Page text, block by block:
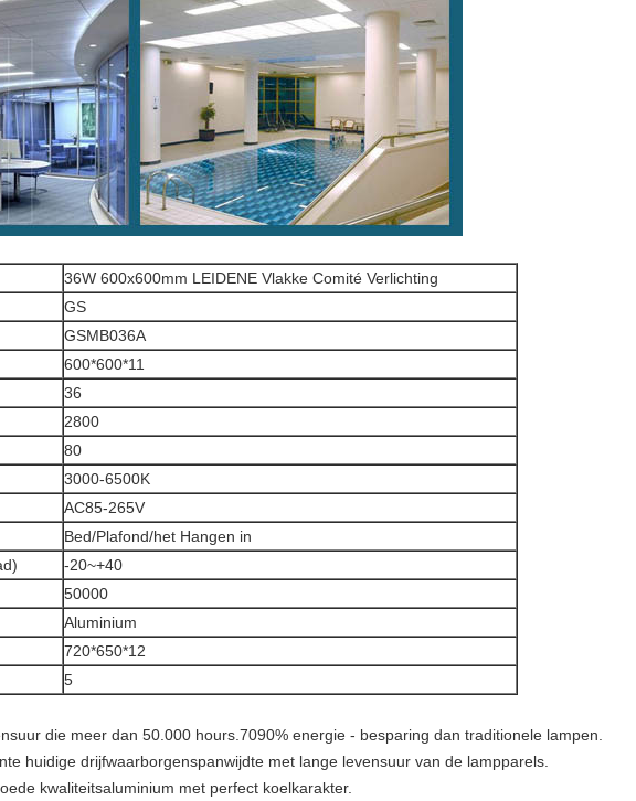
36W 600x600mm LEIDENE Vlakke Comité Verlichting
GS
GSMB036A
600*600*11
36
2800
80
3000-6500K
AC85-265V
Bed/Plafond/het Hangen in
-20~+40
50000
Aluminium
720*650*12
5
die meer dan 50.000 hours.7090% energie - besparing dan traditionele lampen.
huidige drijfwaarborgenspanwijdte met lange levensuur van de lampparels.
kwaliteitsaluminium met perfect koelkarakter.